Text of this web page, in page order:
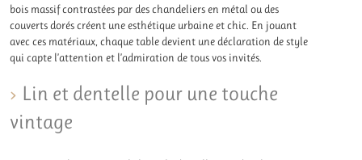
bois massif contrastées par des chandeliers en métal ou des
couverts dorés créent une esthétique urbaine et chic. En jouant
avec ces matériaux, chaque table devient une déclaration de style
qui capte l’attention et l’admiration de tous vos invités.
Lin et dentelle pour une touche
vintage